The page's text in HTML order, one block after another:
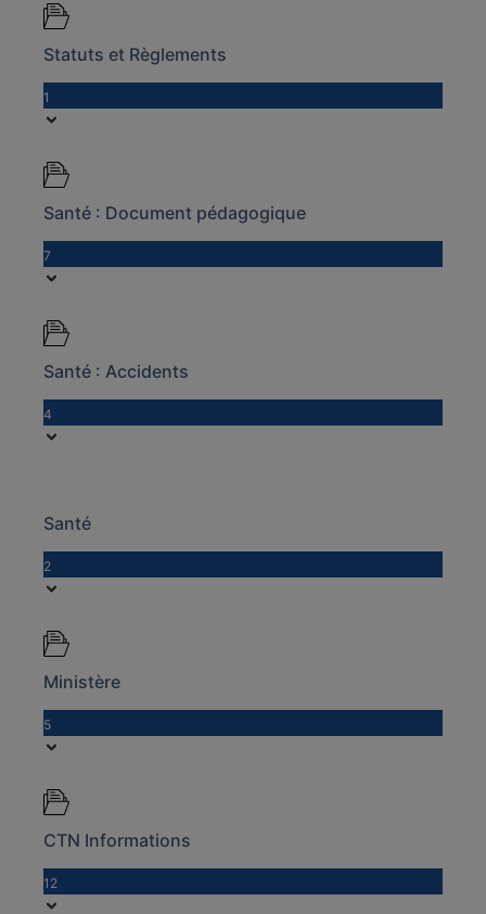
Statuts et Règlements
1
Santé : Document pédagogique
7
Santé : Accidents
4
Santé
2
Ministère
5
CTN Informations
12